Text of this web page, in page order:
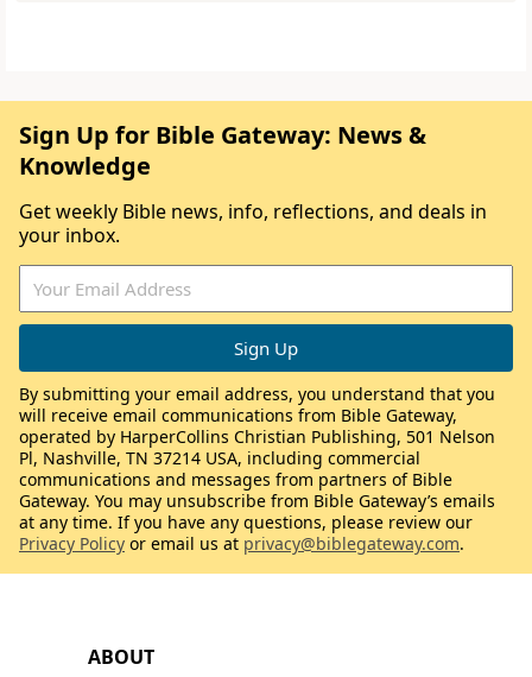
ABOUT
Sign Up for Bible Gateway: News &
Knowledge
Get weekly Bible news, info, reflections, and deals in
your inbox.
By submitting your email address, you understand that you
will receive email communications from Bible Gateway,
operated by HarperCollins Christian Publishing, 501 Nelson
Pl, Nashville, TN 37214 USA, including commercial
communications and messages from partners of Bible
Gateway. You may unsubscribe from Bible Gateway’s emails
at any time. If you have any questions, please review our
Privacy Policy or email us at privacy@biblegateway.com.